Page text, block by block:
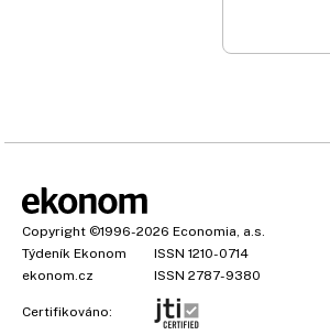
Copyright ©1996-2026 Economia, a.s.
Týdeník Ekonom
ISSN 1210-0714
ekonom.cz
ISSN 2787-9380
Certifikováno: